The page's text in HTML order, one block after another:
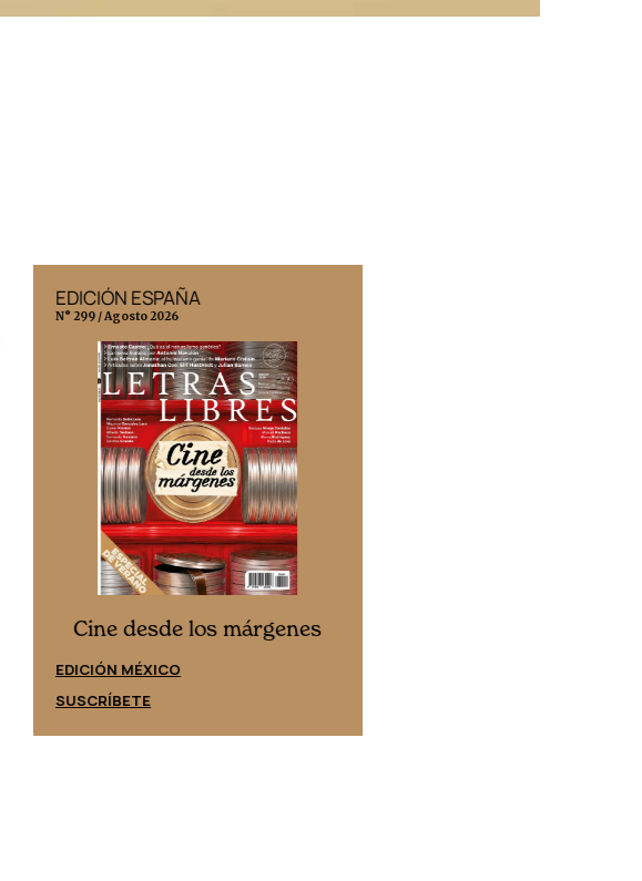
EDICIÓN ESPAÑA
N° 299 / Agosto 2026
Cine desde los márgenes
EDICIÓN MÉXICO
SUSCRÍBETE